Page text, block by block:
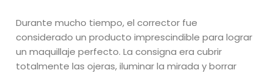
Durante mucho tiempo, el corrector fue
considerado un producto imprescindible para lograr
un maquillaje perfecto. La consigna era cubrir
totalmente las ojeras, iluminar la mirada y borrar